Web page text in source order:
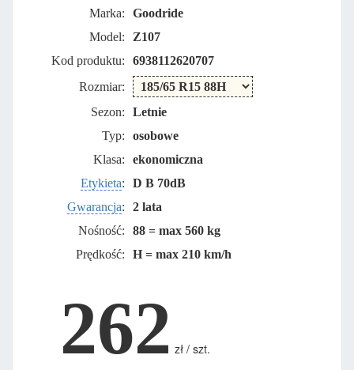
Marka:
Goodride
Model:
Z107
Kod produktu:
6938112620707
Rozmiar:
Sezon:
Letnie
Typ:
osobowe
Klasa:
ekonomiczna
Etykieta:
D B 70dB
Gwarancja:
2 lata
Nośność:
88 = max 560 kg
Prędkość:
H = max 210 km/h
262 zł / szt.